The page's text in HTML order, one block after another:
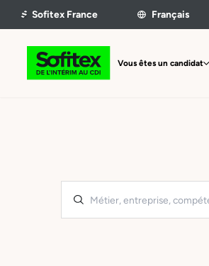
Vous êtes un candidat